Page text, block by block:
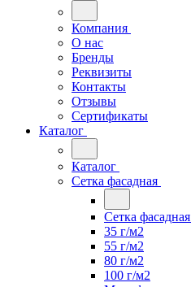
Компания
О нас
Бренды
Реквизиты
Контакты
Отзывы
Сертификаты
Каталог
Каталог
Сетка фасадная
Сетка фасадная
35 г/м2
55 г/м2
80 г/м2
100 г/м2